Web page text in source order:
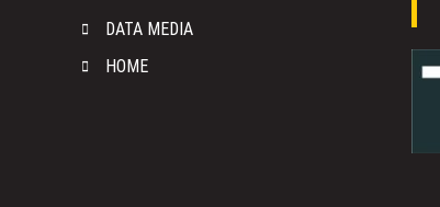
DATA MEDIA
HOME